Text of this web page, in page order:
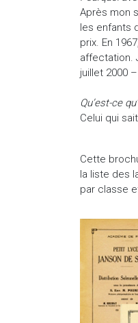
Après mon
les enfants
prix. En
affectation.
juillet 2000
Qu’est-ce
Celui qui
Cette
la liste des
par classe